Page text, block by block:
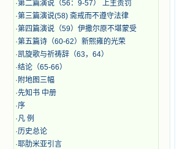
·第二篇演说（56：9-57） 上主责罚
·第三篇演说(58) 斋戒而不遵守法律
·第四篇演说（59）伊撒尔原不堪蒙受
·第五篇诗（60-62）新熙雍的光荣
·凯旋歌与祈祷辞（63，64）
·结论（65-66）
· 附地图三幅
·先知书 中册
·序
·凡 例
·历史总论
·耶肋米亚引言